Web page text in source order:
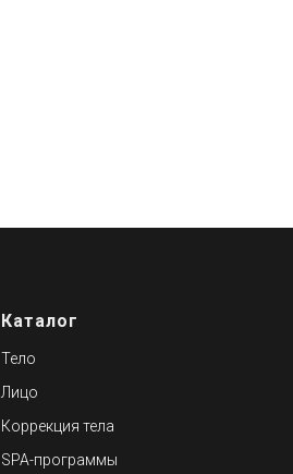
Каталог
Тело
Лицо
Коррекция тела
SPA-программы